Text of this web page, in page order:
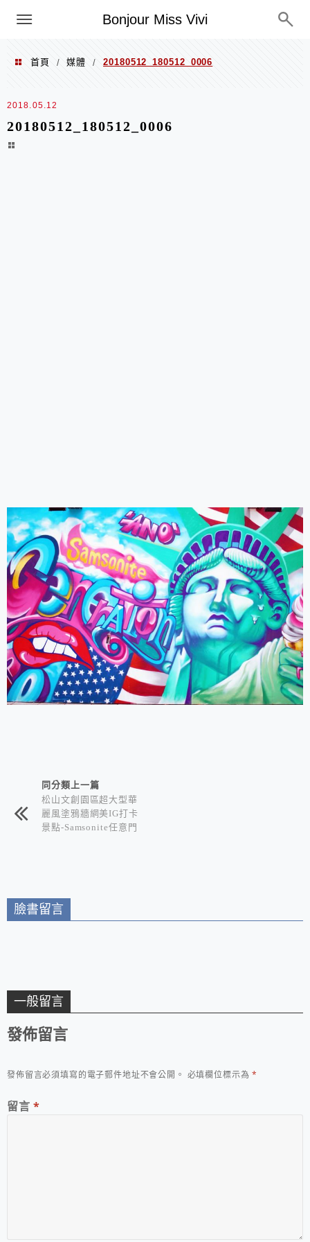
Bonjour Miss Vivi
選單
首頁 / 媒體 / 20180512_180512_0006
2018.05.12
20180512_180512_0006
相連文章同分類上一篇
松山文創園區超大型華
麗風塗鴉牆網美IG打卡
景點-Samsonite任意門
臉書留言
一般留言
發佈留言
發佈留言必須填寫的電子郵件地址不會公開。 必填欄位標示為*
留言 *